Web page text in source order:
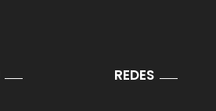
REDES